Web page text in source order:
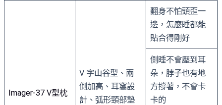
Imager-37 V型枕
V 字山谷型、兩
側加高、耳窩設
計、弧形頸部墊
翻身不怕頭歪一
邊，怎麼睡都能
貼合得剛好
側睡不會壓到耳
朵，脖子也有地
方撐著，不會卡
卡的